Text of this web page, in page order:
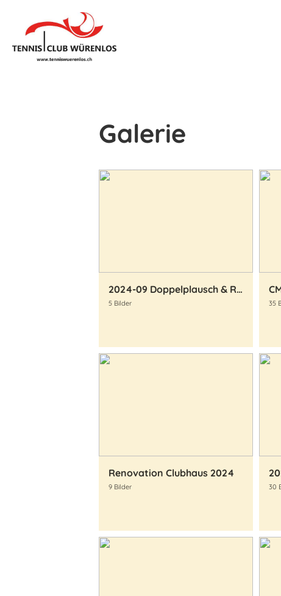
Galerie
2024-09 Doppelplausch & Raclette-Abend
5 Bilder 35
Renovation Clubhaus 2024
9 Bilder 30